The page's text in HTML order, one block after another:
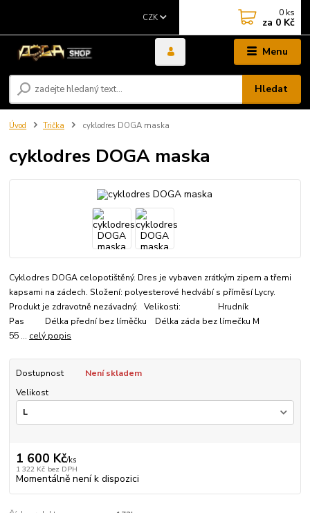
Menu
CZK
Hledat
0 ks
za 0 Kč
Úvod Trička cyklodres DOGA maska
cyklodres DOGA maska
Cyklodres DOGA celopotištěný. Dres je vybaven zrátkým zipem a třemi
kapsami na zádech. Složení: polyesterové hedvábí s příměsí Lycry.
Produkt je zdravotně nezávadný. Velikosti: Hrudník
Pas Délka přední bez líměčku Délka záda bez límečku M
55 ... celý popis
Dostupnost
Není skladem
Velikost
1 600 Kč/ks
1 322 Kč bez DPH
Momentálně není k dispozici